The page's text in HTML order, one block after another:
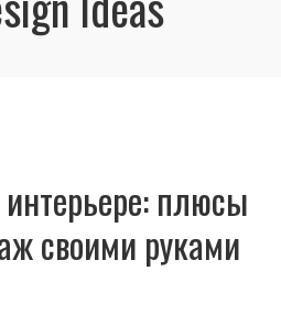
плюсы
своими руками